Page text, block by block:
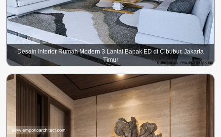
Desain Interior Rumah Modern 3 Lantai Bapak ED di Cibubur, Jakarta
Timur